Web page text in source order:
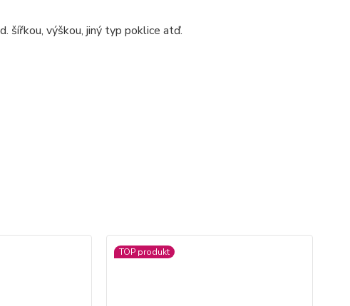
šířkou, výškou, jiný typ poklice atď.
TOP produkt